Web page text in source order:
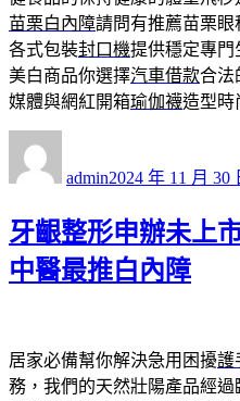
苗栗白內障請問有推薦苗栗
各式包裝封口機提供穩定專門
美白商品你選擇汽車借款合法
媒體與網紅開箱瑜伽襪造型時
admin佈
期:
2024 年 11 月 30
牙齦整形申辦未上
中醫最推白內障
居家必備幫你解決急用困擾護
務，我們的天然壯陽產品經過